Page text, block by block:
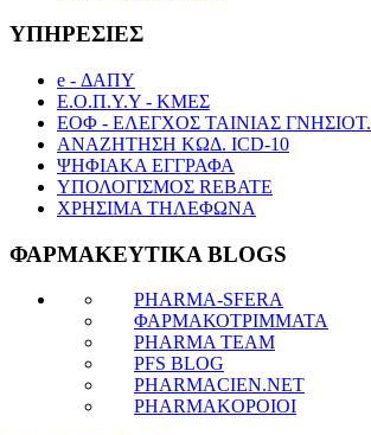
ΥΠΗΡΕΣΙΕΣ
e - ΔΑΠΥ
Ε.Ο.Π.Υ.Υ - ΚΜΕΣ
ΕΟΦ - ΕΛΕΓΧΟΣ ΤΑΙΝΙΑΣ ΓΝΗΣΙΟΤ.
ΑΝΑΖΗΤΗΣΗ ΚΩΔ. ICD-10
ΨΗΦΙΑΚΑ ΕΓΓΡΑΦΑ
ΥΠΟΛΟΓΙΣΜΟΣ REBATE
ΧΡΗΣΙΜΑ ΤΗΛΕΦΩΝΑ
ΦΑΡΜΑΚΕΥΤΙΚΑ BLOGS
PHARMA-SFERA
ΦΑΡΜΑΚΟΤΡΙΜΜΑΤΑ
PHARMA TEAM
PFS BLOG
PHARMACIEN.NET
PHARMAKOPOIOI